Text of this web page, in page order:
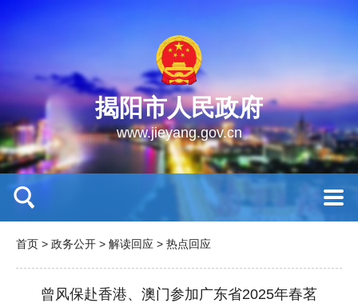
揭阳市人民政府
www.jieyang.gov.cn
首页 > 政务公开 > 解读回应 > 热点回应
曾风保赴香港、澳门参加广东省2025年春茗